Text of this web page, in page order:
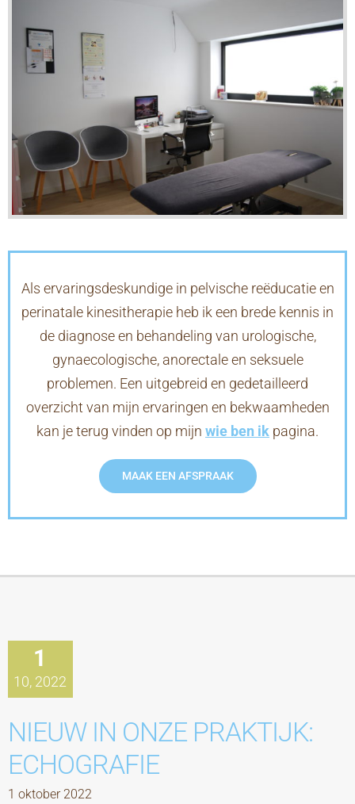
Als ervaringsdeskundige in pelvische reëducatie en
perinatale kinesitherapie heb ik een brede kennis in
de diagnose en behandeling van urologische,
gynaecologische, anorectale en seksuele
problemen. Een uitgebreid en gedetailleerd
overzicht van mijn ervaringen en bekwaamheden
kan je terug vinden op mijn wie ben ik pagina.
MAAK EEN AFSPRAAK
1
10, 2022
NIEUW IN ONZE PRAKTIJK:
ECHOGRAFIE
1 oktober 2022